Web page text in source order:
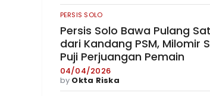
PERSIS SOLO
Persis Solo Bawa Pulang
dari Kandang PSM, Milomir
Puji Perjuangan Pemain
04/04/2026
by Okta Riska